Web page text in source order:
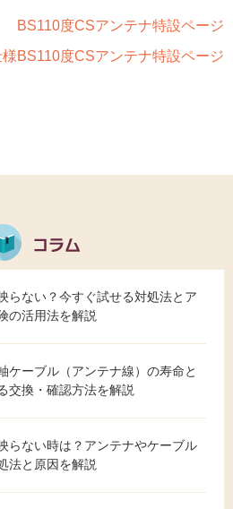
BS110度CSアンテナ特設ページ
BS110度CSアンテナ特設ページ
らない？今すぐ試せる対処法とア
の活用法を解説
ケーブル（アンテナ線）の寿命と
交換・確認方法を解説
らない時は？アンテナやケーブル
法と原因を解説